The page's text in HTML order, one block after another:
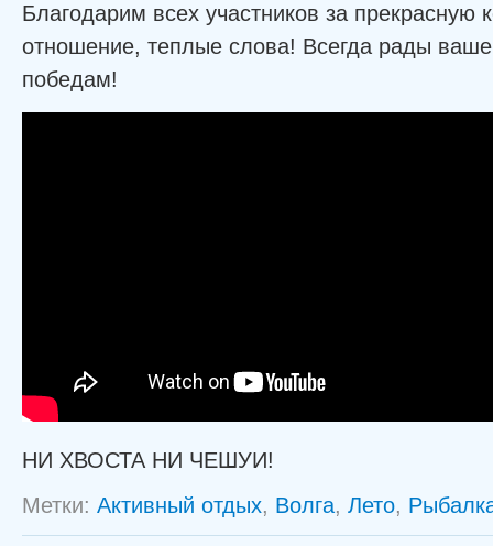
Благодарим всех участников за
отношение, теплые слова! Всегда рады
победам!
НИ ХВОСТА НИ ЧЕШУИ!
Метки: Активный отдых, Волга, Лето,